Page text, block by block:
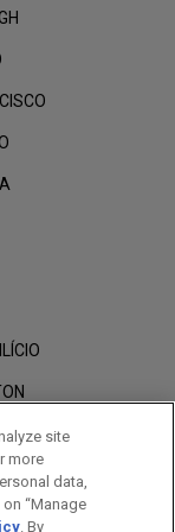
site
more
data,
“Manage
. By